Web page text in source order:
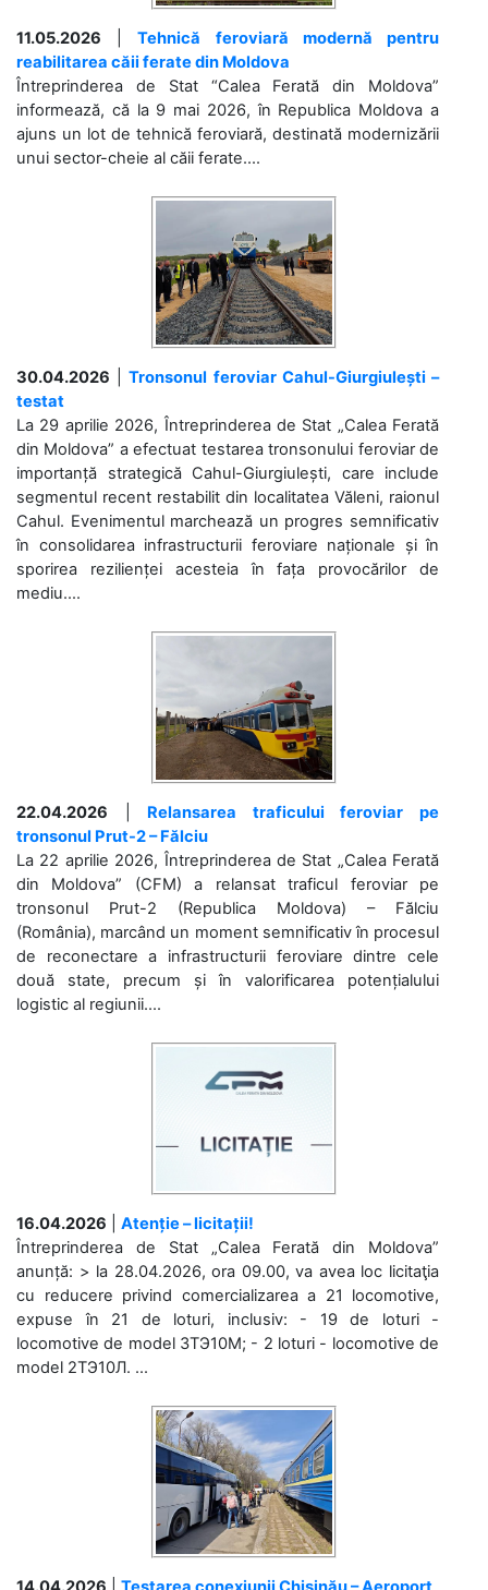
11.05.2026 |Tehnică feroviară modernă pentru
reabilitarea căii ferate din Moldova
Întreprinderea de Stat “Calea Ferată din Moldova”
informează, că la 9 mai 2026, în Republica Moldova a
ajuns un lot de tehnică feroviară, destinată modernizării
unui sector-cheie al căii ferate....
30.04.2026 |Tronsonul feroviar Cahul-Giurgiulești –
testat
La 29 aprilie 2026, Întreprinderea de Stat „Calea Ferată
din Moldova” a efectuat testarea tronsonului feroviar de
importanță strategică Cahul-Giurgiulești, care include
segmentul recent restabilit din localitatea Văleni, raionul
Cahul. Evenimentul marchează un progres semnificativ
în consolidarea infrastructurii feroviare naționale și în
sporirea rezilienței acesteia în fața provocărilor de
mediu....
22.04.2026
Relansarea traficului feroviar pe
tronsonul Prut-2 – Fălciu
La 22 aprilie 2026, Întreprinderea de Stat „Calea Ferată
din Moldova” (CFM) a relansat traficul feroviar pe
tronsonul Prut-2 (Republica Moldova) – Fălciu
(România), marcând un moment semnificativ în procesul
de reconectare a infrastructurii feroviare dintre cele
două state, precum și în valorificarea potențialului
logistic al regiunii....
16.04.2026
Atenție – licitații!
Întreprinderea de Stat „Calea Ferată din Moldova”
anunță: > la 28.04.2026, ora 09.00, va avea loc licitaţia
cu reducere privind comercializarea a 21 locomotive,
expuse în 21 de loturi, inclusiv: - 19 de loturi -
locomotive de model 3ТЭ10М; - 2 loturi - locomotive de
model 2ТЭ10Л. ...